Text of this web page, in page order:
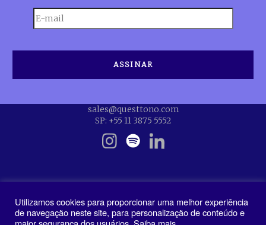
sales@questtono.com
SP: +55 11 3875 5552
Utilizamos cookies para proporcionar uma melhor experiência
de navegação neste site, para personalização de conteúdo e